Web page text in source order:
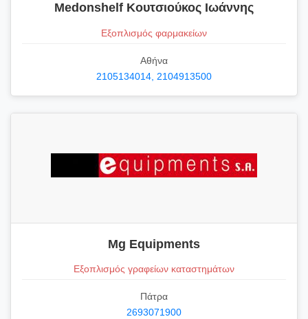
Medonshelf Κουτσιούκος Ιωάννης
Εξοπλισμός φαρμακείων
Αθήνα
2105134014, 2104913500
Mg Equipments
Εξοπλισμός γραφείων καταστημάτων
Πάτρα
2693071900